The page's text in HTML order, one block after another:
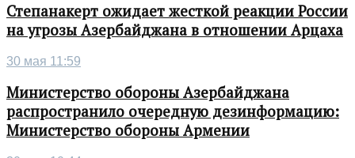
Степанакерт ожидает жесткой реакции России
на угрозы Азербайджана в отношении Арцаха
30 мая 11:59
Министерство обороны Азербайджана
распространило очередную дезинформацию:
Министерство обороны Армении